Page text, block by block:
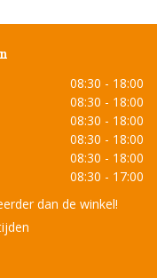
08:30 - 18:00
08:30 - 18:00
08:30 - 18:00
08:30 - 18:00
08:30 - 18:00
08:30 - 17:00
dan de winkel!